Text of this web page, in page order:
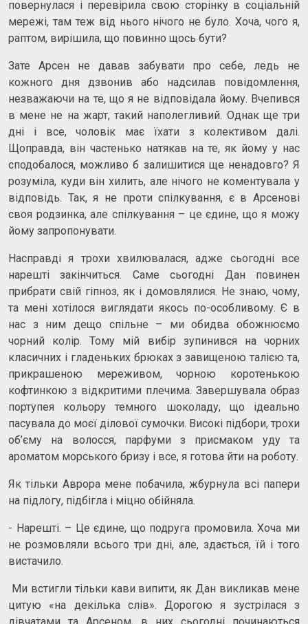
повернулася і перевірила свою сторінку в соціальній
мережі, там теж від нього нічого не було. Хоча, чого я,
раптом, вирішила, що повинно щось бути?
Зате Арсен не давав забувати про себе, ледь не
кожного дня дзвонив або надсилав повідомлення,
незважаючи на те, що я не відповідала йому. Вчепився
в мене не на жарт, такий наполегливий. Однак ще три
дні і все, чоловік має їхати з колективом далі.
Щоправда, він частенько натякав на те, як йому у нас
сподобалося, можливо б залишитися ще ненадовго? Я
розуміла, куди він хилить, але нічого не коментувала у
відповідь. Так, я не проти спілкування, є в Арсенові
своя родзинка, але спілкування – це єдине, що я можу
йому запропонувати.
Насправді я трохи хвилювалася, адже сьогодні все
нарешті закінчиться. Саме сьогодні Дан повинен
прибрати свій гіпноз, як і домовлялися. Не знаю, чому,
та мені хотілося виглядати якось по-особливому. Є в
нас з ним дещо спільне – ми обидва обожнюємо
чорний колір. Тому мій вибір зупинився на чорних
класичних і гладеньких брюках з завищеною талією та,
прикрашеною мереживом, чорною коротенькою
кофтинкою з відкритими плечима. Завершувала образ
портупея кольору темного шоколаду, що ідеально
пасувала до моєї ділової сумочки. Високі підбори, трохи
об’єму на волосся, парфуми з присмаком уду та
ароматом морського бризу і все, я готова йти на роботу.
Як тільки Аврора мене побачила, жбурнула всі папери
на підлогу, підбігла і міцно обійняла.
- Нарешті. – Це єдине, що подруга промовила. Хоча ми
не розмовляли всього три дні, але, здається, їй і того
вистачило.
Ми встигли тільки кави випити, як Дан викликав мене
цитую «на декілька слів». Дорогою я зустрілася з
дівчатами та Арсеном, в них сьогодні починаються